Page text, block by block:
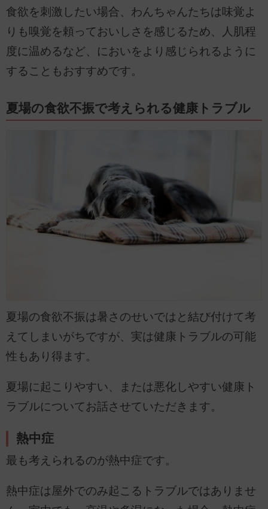
食欲を刺激したい場合、わんちゃんたちは味覚よ
りも嗅覚を頼っておいしさを感じるため、人肌程
度に温めるなど、においをより感じられるように
することもおすすめです。
夏場の食欲不振で考えられる健康トラブル
夏場の食欲不振は暑さのせいではと結び付けて考
えてしまいがちですが、実は健康トラブルの可能
性もあり得ます。
夏場に起こりやすい、または悪化しやすい健康ト
ラブルについてお話させていただきます。
熱中症
最も考えられるのが熱中症です。
熱中症は屋外でのみ起こるトラブルではありませ